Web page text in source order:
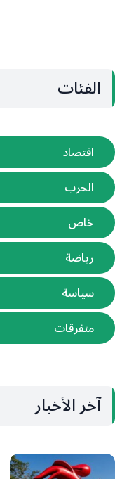
الفئات
اقتصاد
الحرب
خاص
رياضة
سياسة
متفرقات
آخر الأخبار